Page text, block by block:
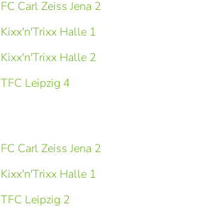
FC Carl Zeiss Jena 2
Kixx'n'Trixx Halle 1
Kixx'n'Trixx Halle 2
TFC Leipzig 4
FC Carl Zeiss Jena 2
Kixx'n'Trixx Halle 1
TFC Leipzig 2